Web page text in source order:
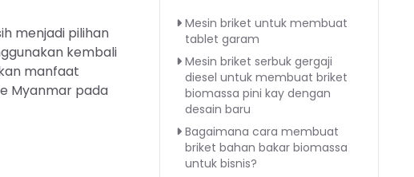
menjadi pilihan
kembali
manfaat
Myanmar pada
Mesin briket untuk membuat
tablet garam
Mesin briket serbuk gergaji
diesel untuk membuat briket
biomassa pini kay dengan
desain baru
Bagaimana cara membuat
briket bahan bakar biomassa
untuk bisnis?